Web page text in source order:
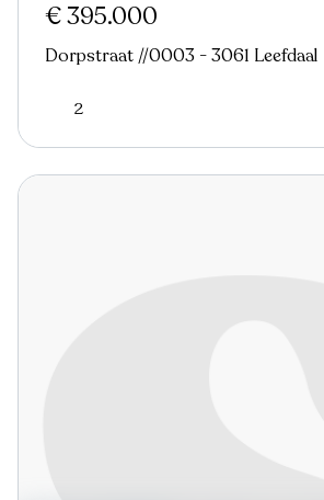
€ 395.000
Dorpstraat //0003 - 3061 Leefdaal
2